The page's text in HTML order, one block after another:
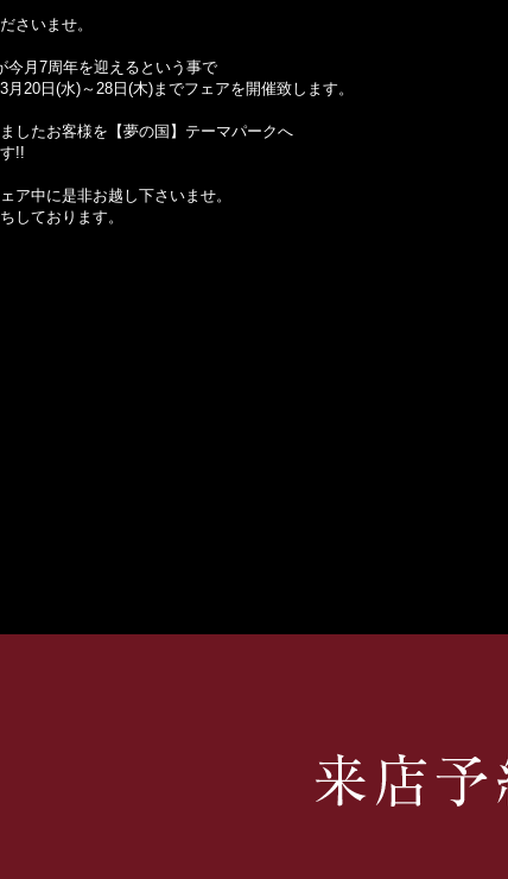
さいませ。
今月7周年を迎えるという事で
月20日(水)～28日(木)までフェアを開催致します。
したお客様を【夢の国】テーマパークへ
!!
ア中に是非お越し下さいませ。
しております。